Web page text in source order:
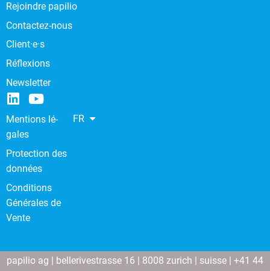
Rejoindre papilio
Contactez-nous
Client·e·s
Réflexions
Newsletter
Men­tions lé­
gales
Protection des
données
Conditions
Générales de
Vente
FR
papilio ag | bellerivestrasse 16 | 8008 zurich | suisse | +41 44